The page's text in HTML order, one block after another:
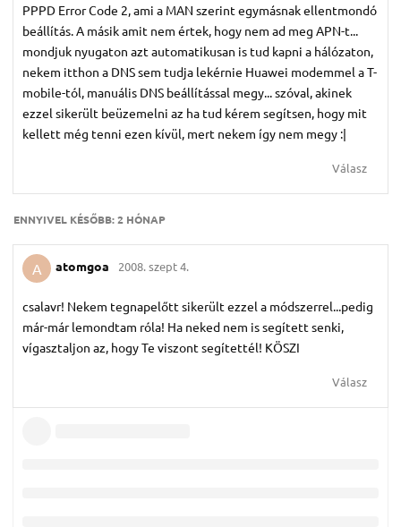
PPPD Error Code 2, ami a MAN szerint egymásnak ellentmondó
beállítás. A másik amit nem értek, hogy nem ad meg APN-t...
mondjuk nyugaton azt automatikusan is tud kapni a hálózaton,
nekem itthon a DNS sem tudja lekérnie Huawei modemmel a T-
mobile-tól, manuális DNS beállítással megy... szóval, akinek
ezzel sikerült beüzemelni az ha tud kérem segítsen, hogy mit
kellett még tenni ezen kívül, mert nekem így nem megy :|
Válasz
ENNYIVEL KÉSŐBB:2 HÓNAP
A atomgoa 2008. szept 4.
csalavr! Nekem tegnapelőtt sikerült ezzel a módszerrel...pedig
már-már lemondtam róla! Ha neked nem is segített senki,
vígasztaljon az, hogy Te viszont segítettél! KÖSZI
Válasz